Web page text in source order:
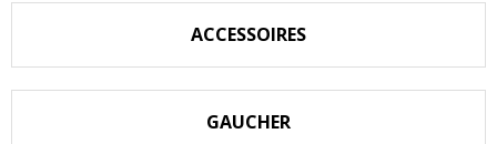
ACCESSOIRES
GAUCHER